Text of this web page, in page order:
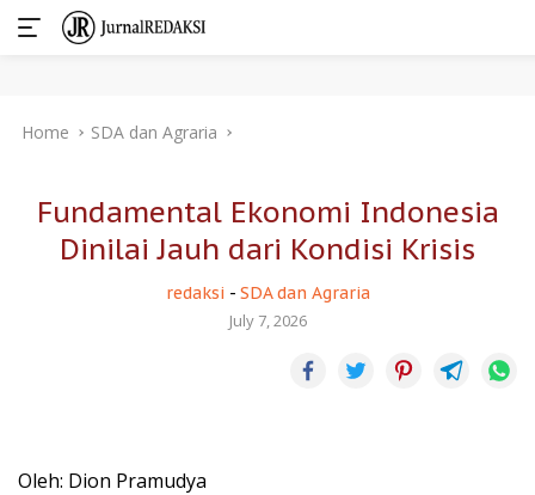
Home SDA dan Agraria
Fundamental Ekonomi Indonesia
Dinilai Jauh dari Kondisi Krisis
redaksi - SDA dan Agraria
July 7, 2026
Oleh: Dion Pramudya